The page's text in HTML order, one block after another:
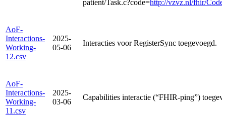
patient/Task.c?code=http://vzvz.nl/fhir/
AoF-
Interactions-
Working-
12.csv
2025-
05-06
Interacties voor RegisterSync toegevoegd.
AoF-
Interactions-
Working-
11.csv
2025-
03-06
Capabilities interactie (“FHIR-ping”)